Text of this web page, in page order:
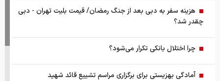
هزینه سفر به دبی بعد از جنگ رمضان/ قیمت بلیت تهران - دبی
چقدر شد؟
چرا اختلال بانکی تکرار می‌شود؟
آمادگی بهزیستی برای برگزاری مراسم تشییع قائد شهید